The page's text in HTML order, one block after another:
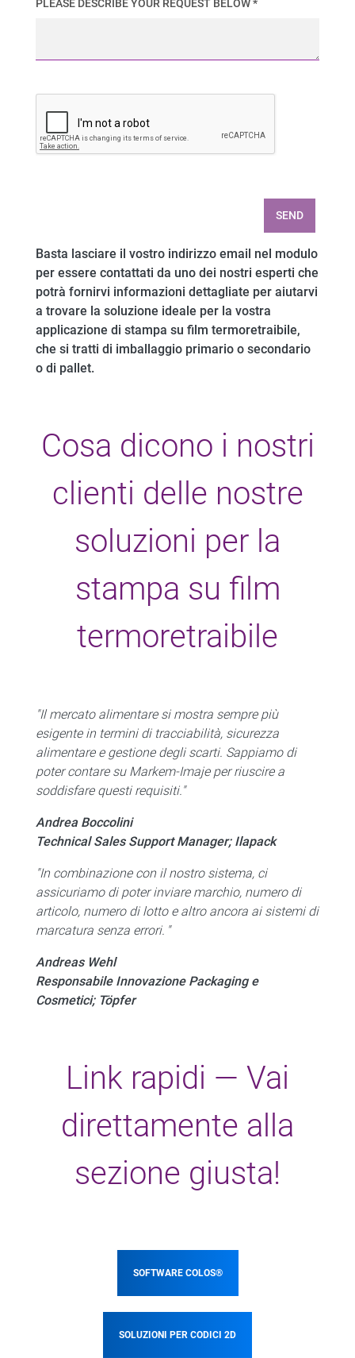
PLEASE DESCRIBE YOUR REQUEST BELOW *
SEND
Basta lasciare il vostro indirizzo email nel modulo
per essere contattati da uno dei nostri esperti che
potrà fornirvi informazioni dettagliate per aiutarvi
a trovare la soluzione ideale per la vostra
applicazione di stampa su film termoretraibile,
che si tratti di imballaggio primario o secondario
o di pallet.
Cosa dicono i nostri
clienti delle nostre
soluzioni per la
stampa su film
termoretraibile
"Il mercato alimentare si mostra sempre più
esigente in termini di tracciabilità, sicurezza
alimentare e gestione degli scarti. Sappiamo di
poter contare su Markem-Imaje per riuscire a
soddisfare questi requisiti."
Andrea Boccolini
Technical Sales Support Manager; Ilapack
"In combinazione con il nostro sistema, ci
assicuriamo di poter inviare marchio, numero di
articolo, numero di lotto e altro ancora ai sistemi di
marcatura senza errori. "
Andreas Wehl
Responsabile Innovazione Packaging e
Cosmetici; Töpfer
Link rapidi — Vai
direttamente alla
sezione giusta!
SOFTWARE COLOS®
SOLUZIONI PER CODICI 2D